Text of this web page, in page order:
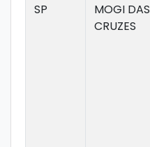
SP
MOGI DAS
CRUZES